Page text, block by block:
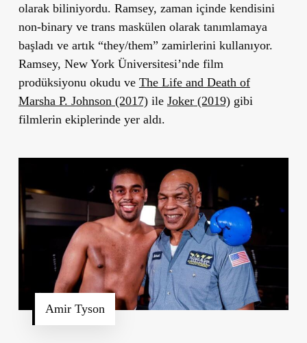
olarak biliniyordu. Ramsey, zaman içinde kendisini
non-binary ve trans maskülen olarak tanımlamaya
başladı ve artık “they/them” zamirlerini kullanıyor.
Ramsey, New York Üniversitesi’nde film
prodüksiyonu okudu ve The Life and Death of
Marsha P. Johnson (2017)ile Joker(2019)gibi
filmlerin ekiplerinde yer aldı.
Amir Tyson